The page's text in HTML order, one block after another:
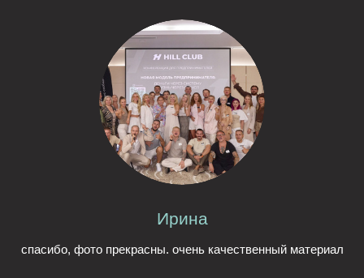
Ирина
спасибо, фото прекрасны. очень качественный материал